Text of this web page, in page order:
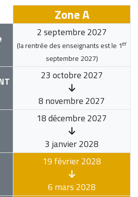
Zone A
2 septembre 2027
(la rentrée des enseignants est le 1er
septembre 2027)
23 octobre 2027
8 novembre 2027
18 décembre 2027
3 janvier 2028
19 février 2028
6 mars 2028